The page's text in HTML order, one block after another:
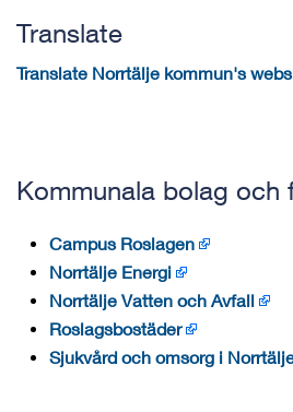
Translate
Translate Norrtälje kommun's
Kommunala bolag och
Campus Roslagen
Norrtälje Energi
Norrtälje Vatten och Avfall
Roslagsbostäder
Sjukvård och omsorg i